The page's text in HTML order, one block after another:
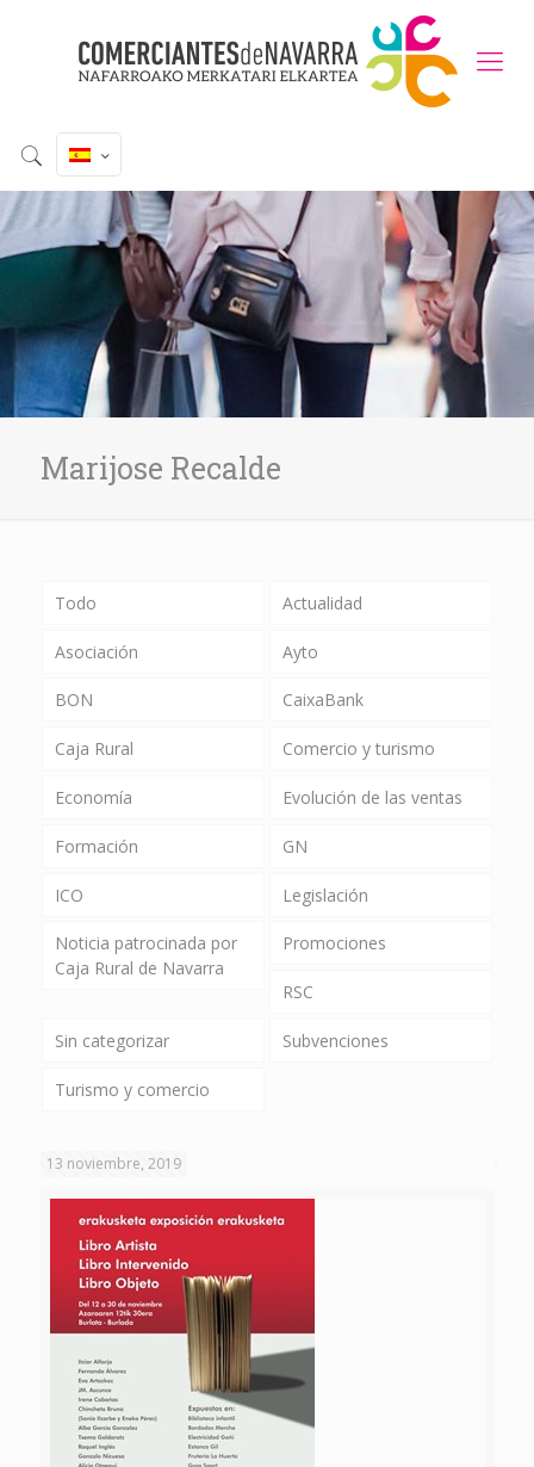
Marijose Recalde
Todo Actualidad
Asociación Ayto
BON CaixaBank
Caja Rural Comercio y turismo
Economía Evolución de las ventas
Formación GN
ICO Legislación
Noticia patrocinada por
Caja Rural de Navarra
Promociones
RSC
Sin categorizar Subvenciones
Turismo y comercio
13 noviembre, 2019